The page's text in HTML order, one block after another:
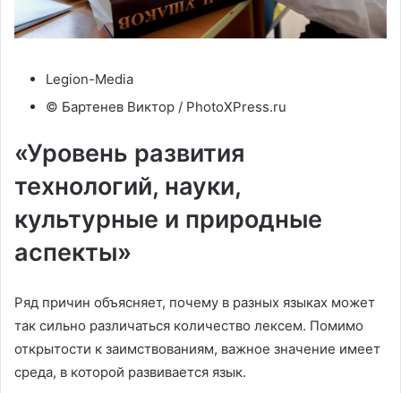
Legion-Media
© Бартенев Виктор / PhotoXPress.ru
«Уровень развития
технологий, науки,
культурные и природные
аспекты»
Ряд причин объясняет, почему в разных языках может
так сильно различаться количество лексем. Помимо
открытости к заимствованиям, важное значение имеет
среда, в которой развивается язык.